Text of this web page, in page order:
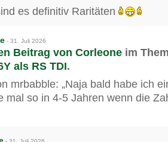
es definitiv Raritäten
- 31. Juli 2026
Beitrag von Corleone im
als RS TDI.
mrbabble: „Naja bald habe ich
mal so in 4-5 Jahren wenn die